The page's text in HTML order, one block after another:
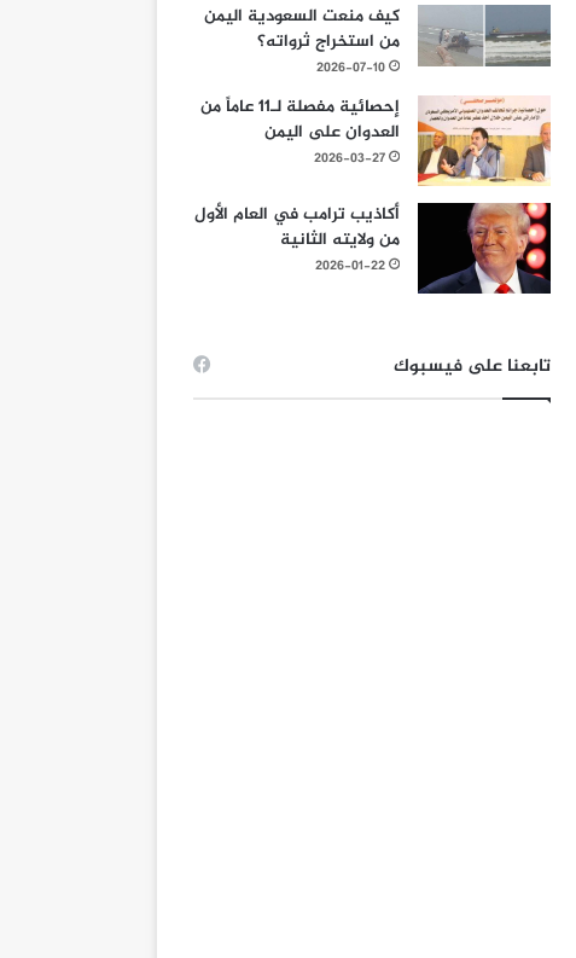
كيف منعت السعودية اليمن
من استخراج ثرواته؟
2026-07-10
إحصائية مفصلة لـ11 عاماً من
العدوان على اليمن
2026-03-27
أكاذيب ترامب في العام الأول
من ولايته الثانية
2026-01-22
تابعنا على فيسبوك